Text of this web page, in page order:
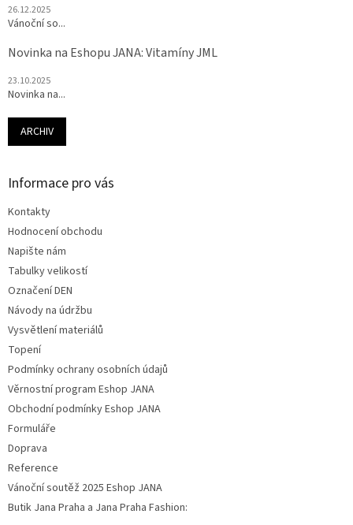
26.12.2025
Vánoční so...
Novinka na Eshopu JANA: Vitamíny JML
23.10.2025
Novinka na...
ARCHIV
Informace pro vás
Kontakty
Hodnocení obchodu
Napište nám
Tabulky velikostí
Označení DEN
Návody na údržbu
Vysvětlení materiálů
Topení
Podmínky ochrany osobních údajů
Věrnostní program Eshop JANA
Obchodní podmínky Eshop JANA
Formuláře
Doprava
Reference
Vánoční soutěž 2025 Eshop JANA
Butik Jana Praha a Jana Praha Fashion: